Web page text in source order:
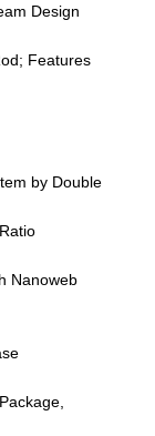
Design
Features
by Double
Nanoweb